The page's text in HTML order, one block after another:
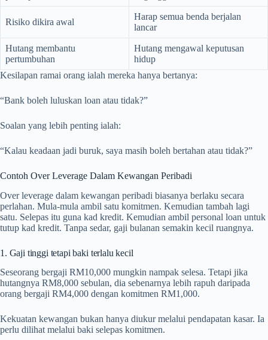
Risiko dikira awal
Harap semua benda berjalan
lancar
Hutang membantu
pertumbuhan
Hutang mengawal keputusan
hidup
Kesilapan ramai orang ialah mereka hanya bertanya:
“Bank boleh luluskan loan atau tidak?”
Soalan yang lebih penting ialah:
“Kalau keadaan jadi buruk, saya masih boleh bertahan atau tidak?”
Contoh Over Leverage Dalam Kewangan Peribadi
Over leverage dalam kewangan peribadi biasanya berlaku secara
perlahan. Mula-mula ambil satu komitmen. Kemudian tambah lagi
satu. Selepas itu guna kad kredit. Kemudian ambil personal loan untuk
tutup kad kredit. Tanpa sedar, gaji bulanan semakin kecil ruangnya.
1. Gaji tinggi tetapi baki terlalu kecil
Seseorang bergaji RM10,000 mungkin nampak selesa. Tetapi jika
hutangnya RM8,000 sebulan, dia sebenarnya lebih rapuh daripada
orang bergaji RM4,000 dengan komitmen RM1,000.
Kekuatan kewangan bukan hanya diukur melalui pendapatan kasar. Ia
perlu dilihat melalui baki selepas komitmen.